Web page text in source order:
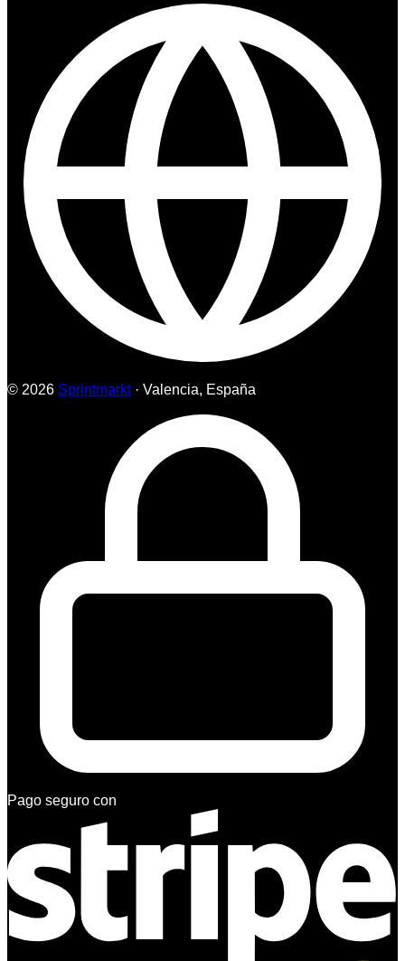
© 2026 Sprintmarkt· Valencia, España
Pago seguro con